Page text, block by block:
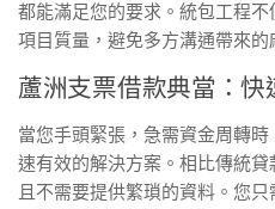
都能滿足您的要求。統包工程
項目質量，避免多方溝通帶來的
蘆洲支票借款典當：
當您手頭緊張，急需資金周轉
速有效的解決方案。相比傳統貸
且不需要提供繁瑣的資料。您